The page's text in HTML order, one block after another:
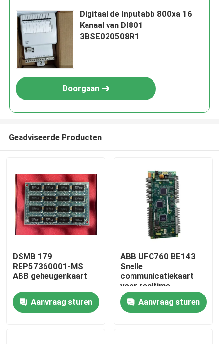
Thuis
Producten
Digitaal de Inputabb 800xa 16
Kanaal van DI801
3BSE020508R1
Doorgaan
Geadviseerde Producten
DSMB 179
REP57360001-MS
ABB geheugenkaart
Aanvraag sturen
ABB UFC760 BE143
Snelle
communicatiekaart
voor realtime
gegevensoverdracht
in zware
fabrieksomstandigheden
Aanvraag sturen